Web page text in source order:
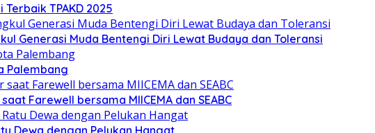
TPAKD 2025
Generasi Muda Bentengi Diri Lewat Budaya dan Toleransi
Palembang
Farewell bersama MIICEMA dan SEABC
Dewa dengan Pelukan Hangat